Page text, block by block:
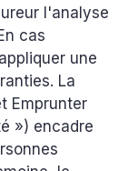
l'analyse
cas
une
La
Emprunter
») encadre